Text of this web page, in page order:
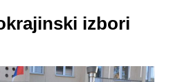
izbori